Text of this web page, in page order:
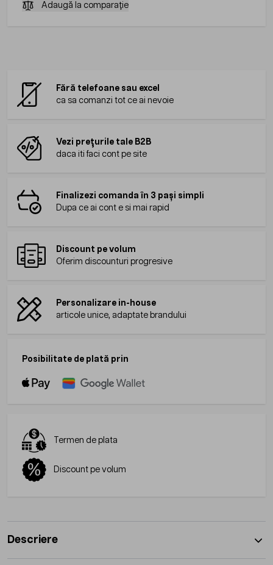
Adaugă la comparație
Fără telefoane sau excel
ca sa comanzi tot ce ai nevoie
Vezi prețurile tale B2B
daca iti faci cont pe site
Finalizezi comanda în 3 pași simpli
Dupa ce ai cont e si mai rapid
Discount pe volum
Oferim discounturi progresive
Personalizare in-house
articole unice, adaptate brandului
Posibilitate de plată prin
Termen de plata
Discount pe volum
Descriere